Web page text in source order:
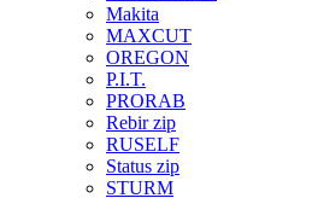
Makita
MAXCUT
OREGON
P.I.T.
PRORAB
Rebir zip
RUSELF
Status zip
STURM